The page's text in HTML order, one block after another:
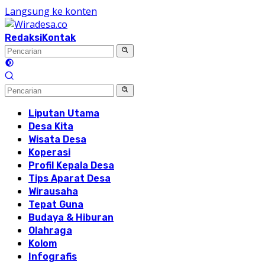
Langsung ke konten
RedaksiKontak
Liputan Utama
Desa Kita
Wisata Desa
Koperasi
Profil Kepala Desa
Tips Aparat Desa
Wirausaha
Tepat Guna
Budaya & Hiburan
Olahraga
Kolom
Infografis